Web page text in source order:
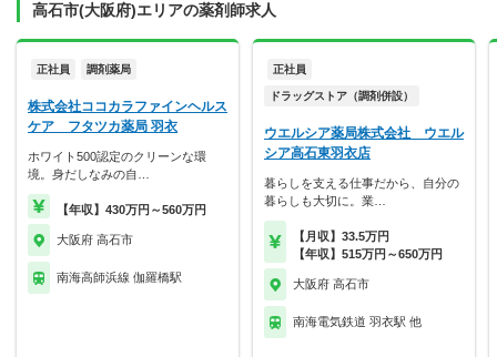
高石市(大阪府)エリアの薬剤師求人
正社員 調剤薬局
株式会社ココカラファインヘルス
ケア フタツカ薬局 羽衣
ホワイト500認定のクリーンな環
境。身だしなみの自…
【年収】430万円～560万円
大阪府 高石市
南海高師浜線 伽羅橋駅
正社員
ドラッグストア（調剤併設）
ウエルシア薬局株式会社 ウエル
シア高石東羽衣店
暮らしを支える仕事だから、自分の
暮らしも大切に。業…
【月収】33.5万円
【年収】515万円～650万円
大阪府 高石市
南海電気鉄道 羽衣駅 他